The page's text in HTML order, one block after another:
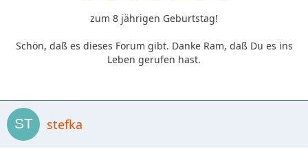
zum 8 jährigen Geburtstag!
Schön, daß es dieses Forum gibt. Danke Ram, daß Du es ins
Leben gerufen hast.
stefka